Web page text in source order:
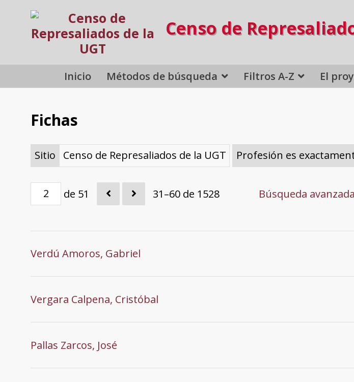
Censo de
Inicio Métodos de búsqueda Filtros A-Z El
Fichas
Sitio Censo de Represaliados de la UGT Profesión es
de 51 31–60 de 1528 Búsqueda avanzada
Verdú Amoros, Gabriel
Vergara Calpena, Cristóbal
Pallas Zarcos, José